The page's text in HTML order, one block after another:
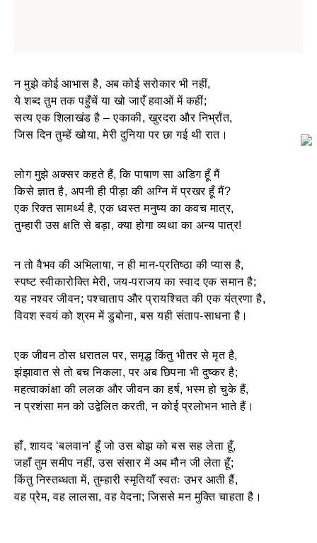
​न मुझे कोई आभास है, अब कोई सरोकार भी नहीं,
ये शब्द तुम तक पहुँचें या खो जाएँ हवाओं में कहीं;
सत्य एक शिलाखंड है – एकाकी, खुरदरा और निर्भ्रांत,
जिस दिन तुम्हें खोया, मेरी दुनिया पर छा गई थी रात।
लोग मुझे अक्सर कहते हैं, कि पाषाण सा अडिग हूँ मैं
किसे ज्ञात है, अपनी ही पीड़ा की अग्नि में प्रखर हूँ मैं?
एक रिक्त सामर्थ्य है, एक ध्वस्त मनुष्य का कवच मात्र,
तुम्हारी उस क्षति से बड़ा, क्या होगा व्यथा का अन्य पात्र!
​न तो वैभव की अभिलाषा, न ही मान-प्रतिष्ठा की प्यास है,
स्पष्ट स्वीकारोक्ति मेरी, जय-पराजय का स्वाद एक समान है;
यह नश्वर जीवन; पश्चाताप और प्रायश्चित की एक यंत्रणा है,
विवश स्वयं को श्रम में डुबोना, बस यही संताप-साधना है।
एक जीवन ठोस धरातल पर, समृद्ध किंतु भीतर से मृत है,
झंझावात से तो बच निकला, पर अब छिपना भी दुष्कर है;
महत्वाकांक्षा की ललक और जीवन का हर्ष, भस्म हो चुके हैं,
न प्रशंसा मन को उद्वेलित करती, न कोई प्रलोभन भाते हैं।
हाँ, शायद ‘बलवान’ हूँ जो उस बोझ को बस सह लेता हूँ,
जहाँ तुम समीप नहीं, उस संसार में अब मौन जी लेता हूँ;
किंतु निस्तब्धता में, तुम्हारी स्मृतियाँ स्वतः उभर आती हैं,
वह प्रेम, वह लालसा, वह वेदना; जिससे मन मुक्ति चाहता है।